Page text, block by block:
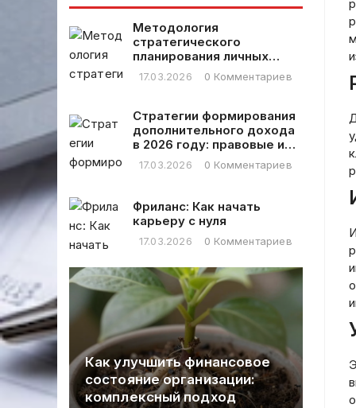
текста.
среднего Методология
стратегического
планирования личных
финансовых расходов
17.03.2026 0 Комментариев
Стратегии формирования
дополнительного дохода
в 2026 году: правовые и
практические аспекты
17.03.2026 0 Комментариев
Фриланс: Как начать
карьеру с нуля
17.03.2026 0 Комментариев
Как улучшить финансовое
состояние организации:
комплексный подход
риски